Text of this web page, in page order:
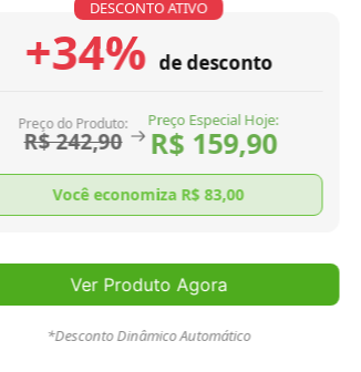
DESCONTO ATIVO
+34% de desconto
Preço do Produto:
R$ 242,90
Preço Especial Hoje:
R$ 159,90
Você economiza R$83,00
Ver Produto Agora
*Desconto Dinâmico Automático
necessárias para